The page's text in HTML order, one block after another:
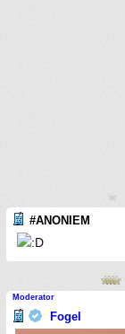
#ANONIEM
Moderator
Fogel